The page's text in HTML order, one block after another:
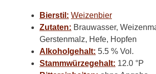
Bierstil: Weizenbier
Zutaten: Brauwasser,
Gerstenmalz, Hefe, Hopfen
Alkoholgehalt: 5.5 % Vol.
Stammwürzegehalt: 12.0 °P